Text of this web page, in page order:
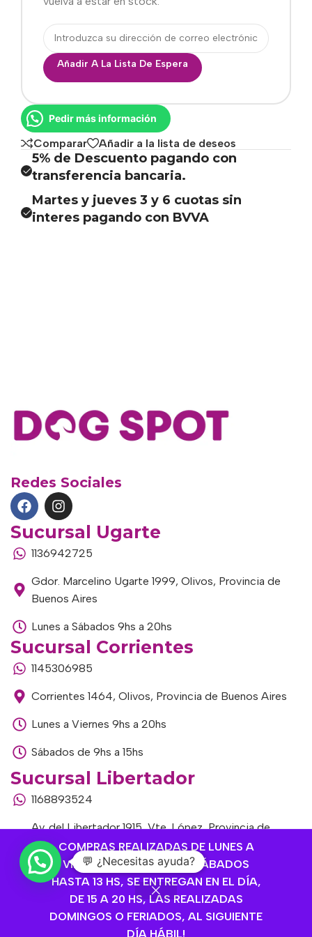
COMPRAS REALIZADAS DE LUNES A
VIERNES HASTA 14 HS Y SÁBADOS
HASTA 13 HS, SE ENTREGAN EN EL DÍA,
DE 15 A 20 HS, LAS REALIZADAS
DOMINGOS O FERIADOS, AL SIGUIENTE
DÍA HÁBIL!
Añadir A La Lista De Espera
Pedir más información
Comparar Añadir a la lista de deseos
5% de Descuento pagando con
transferencia bancaria.
Martes y jueves 3 y 6 cuotas sin
interes pagando con BVVA
Redes Sociales
Sucursal Ugarte
1136942725
Gdor. Marcelino Ugarte 1999, Olivos, Provincia de
Buenos Aires
Lunes a Sábados 9hs a 20hs
Sucursal Corrientes
1145306985
Corrientes 1464, Olivos, Provincia de Buenos Aires
Lunes a Viernes 9hs a 20hs
Sábados de 9hs a 15hs
Sucursal Libertador
1168893524
Av. del Libertador 1915, Vte. López, Provincia de
Buenos Aires
Lunes a Viernes de 9hs a 13hs / 16hs a 20hs
Sábados de 9hs a 15hs
💬 ¿Necesitas ayuda?